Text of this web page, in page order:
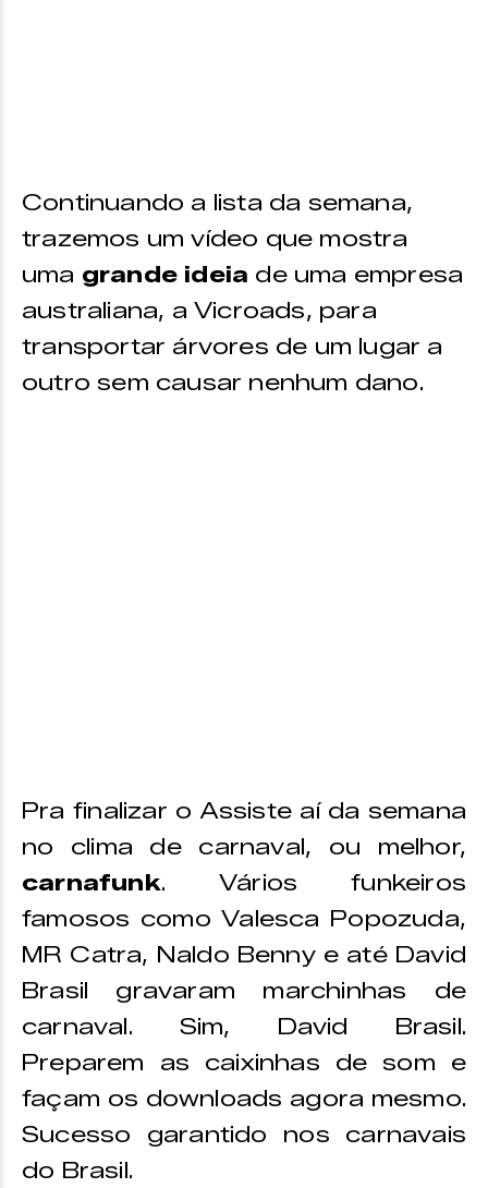
Continuando a lista da semana,
trazemos um vídeo que mostra
uma grande ideia de uma empresa
australiana, a Vicroads, para
transportar árvores de um lugar a
outro sem causar nenhum dano.
Pra finalizar o Assiste aí da semana
no clima de carnaval, ou melhor,
carnafunk. Vários funkeiros
famosos como Valesca Popozuda,
MR Catra, Naldo Benny e até David
Brasil gravaram marchinhas de
carnaval. Sim, David Brasil.
Preparem as caixinhas de som e
façam os downloads agora mesmo.
Sucesso garantido nos carnavais
do Brasil.